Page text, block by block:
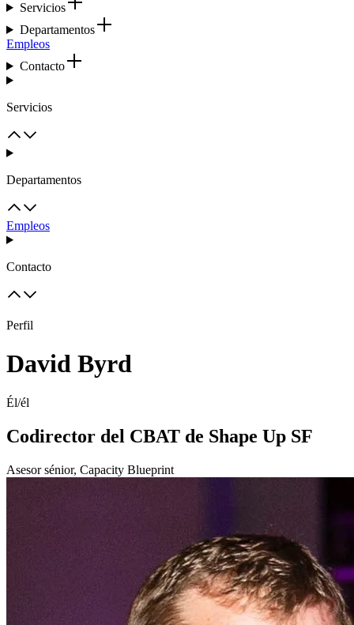
Servicios
Departamentos
Empleos
Contacto
Servicios
Departamentos
Empleos
Contacto
Perfil
David Byrd
Él/él
Codirector del CBAT de Shape Up SF
Asesor sénior, Capacity Blueprint